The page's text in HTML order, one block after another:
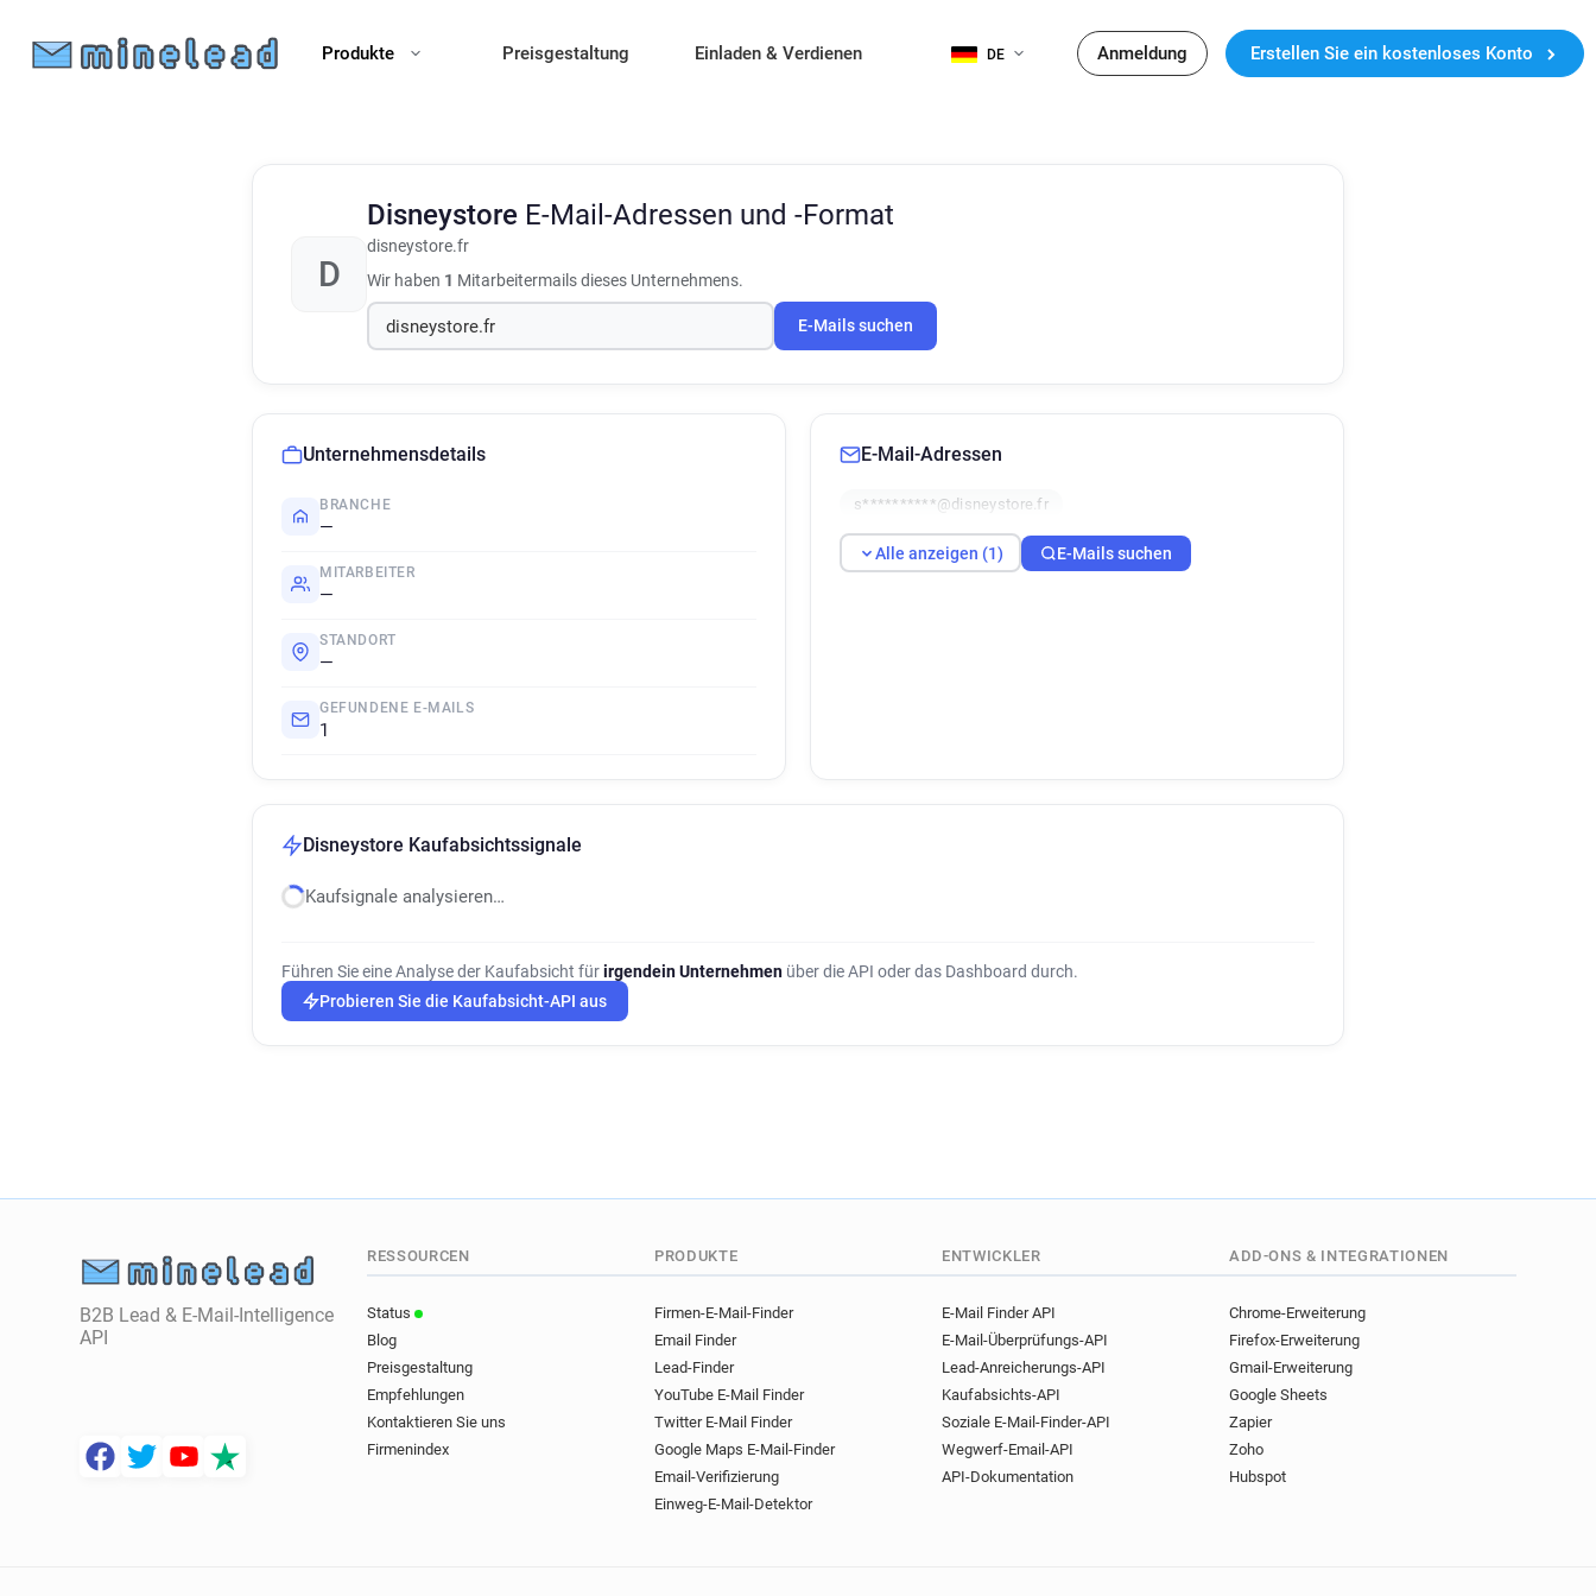
Produkte Preisgestaltung Einladen & Verdienen DE Anmeldung Erstellen Sie ein kostenloses Konto
D
Disneystore E-Mail-Adressen und -Format
disneystore.fr
Wir haben 1 Mitarbeitermails dieses Unternehmens.
E-Mails suchen
Unternehmensdetails
BRANCHE
—
MITARBEITER
—
STANDORT
—
GEFUNDENE E-MAILS
1
E-Mail-Adressen
s**********@disneystore.fr
Alle anzeigen (1) E-Mails suchen
Disneystore Kaufabsichtssignale
Kaufsignale analysieren…
Führen Sie eine Analyse der Kaufabsicht fürirgendein Unternehmen über die API oder das Dashboard durch.
Probieren Sie die Kaufabsicht-API aus
B2B Lead & E-Mail-Intelligence
API
RESSOURCEN
Status
Blog
Preisgestaltung
Empfehlungen
Kontaktieren Sie uns
Firmenindex
PRODUKTE
Firmen-E-Mail-Finder
Email Finder
Lead-Finder
YouTube E-Mail Finder
Twitter E-Mail Finder
Google Maps E-Mail-Finder
Email-Verifizierung
Einweg-E-Mail-Detektor
ENTWICKLER
E-Mail Finder API
E-Mail-Überprüfungs-API
Lead-Anreicherungs-API
Kaufabsichts-API
Soziale E-Mail-Finder-API
Wegwerf-Email-API
API-Dokumentation
ADD-ONS & INTEGRATIONEN
Chrome-Erweiterung
Firefox-Erweiterung
Gmail-Erweiterung
Google Sheets
Zapier
Zoho
Hubspot